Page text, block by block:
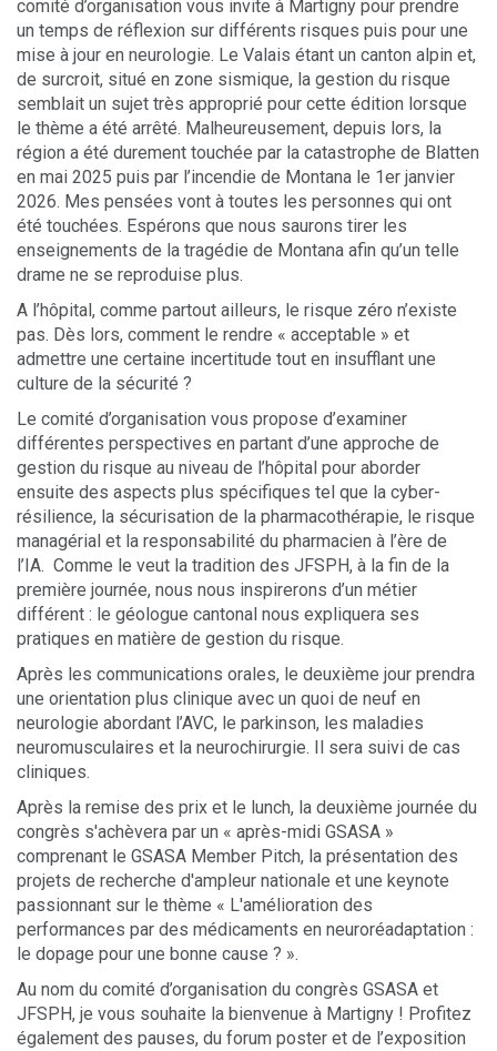
comité d’organisation vous invite à Martigny pour prendre
un temps de réflexion sur différents risques puis pour une
mise à jour en neurologie. Le Valais étant un canton alpin et,
de surcroit, situé en zone sismique, la gestion du risque
semblait un sujet très approprié pour cette édition lorsque
le thème a été arrêté. Malheureusement, depuis lors, la
région a été durement touchée par la catastrophe de Blatten
en mai 2025 puis par l’incendie de Montana le 1er janvier
2026. Mes pensées vont à toutes les personnes qui ont
été touchées. Espérons que nous saurons tirer les
enseignements de la tragédie de Montana afin qu’un telle
drame ne se reproduise plus.
A l’hôpital, comme partout ailleurs, le risque zéro n’existe
pas. Dès lors, comment le rendre « acceptable » et
admettre une certaine incertitude tout en insufflant une
culture de la sécurité ?
Le comité d’organisation vous propose d’examiner
différentes perspectives en partant d’une approche de
gestion du risque au niveau de l’hôpital pour aborder
ensuite des aspects plus spécifiques tel que la cyber-
résilience, la sécurisation de la pharmacothérapie, le risque
managérial et la responsabilité du pharmacien à l’ère de
l’IA. Comme le veut la tradition des JFSPH, à la fin de la
première journée, nous nous inspirerons d’un métier
différent : le géologue cantonal nous expliquera ses
pratiques en matière de gestion du risque.
Après les communications orales, le deuxième jour prendra
une orientation plus clinique avec un quoi de neuf en
neurologie abordant l’AVC, le parkinson, les maladies
neuromusculaires et la neurochirurgie. Il sera suivi de cas
cliniques.
Après la remise des prix et le lunch, la deuxième journée du
congrès s'achèvera par un « après-midi GSASA »
comprenant le GSASA Member Pitch, la présentation des
projets de recherche d'ampleur nationale et une keynote
passionnant sur le thème « L'amélioration des
performances par des médicaments en neuroréadaptation :
le dopage pour une bonne cause ? ».
Au nom du comité d’organisation du congrès GSASA et
JFSPH, je vous souhaite la bienvenue à Martigny ! Profitez
également des pauses, du forum poster et de l’exposition